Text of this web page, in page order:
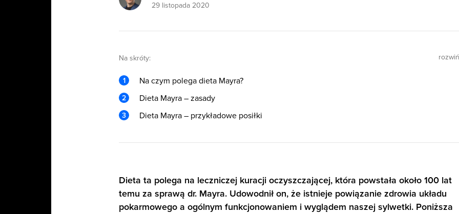
29 listopada 2020
Na skróty: rozwiń
Na czym polega dieta Mayra?
Dieta Mayra – zasady
Dieta Mayra – przykładowe posiłki
Dieta ta polega na leczniczej kuracji oczyszczającej, która powstała około 100 lat
temu za sprawą dr. Mayra. Udowodnił on, że istnieje powiązanie zdrowia układu
pokarmowego a ogólnym funkcjonowaniem i wyglądem naszej sylwetki. Poniższa